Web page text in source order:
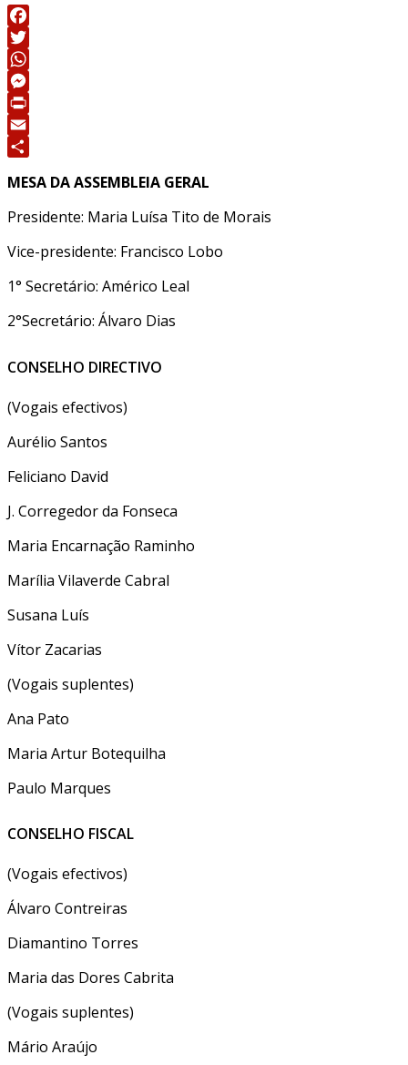
Facebook
Twitter
WhatsApp
Messenger
Print
Email
MESA DA ASSEMBLEIA GERAL
Presidente: Maria Luísa Tito de Morais
Vice-presidente: Francisco Lobo
1° Secretário: Américo Leal
2°Secretário: Álvaro Dias
CONSELHO DIRECTIVO
(Vogais efectivos)
Aurélio Santos
Feliciano David
J. Corregedor da Fonseca
Maria Encarnação Raminho
Marília Vilaverde Cabral
Susana Luís
Vítor Zacarias
(Vogais suplentes)
Ana Pato
Maria Artur Botequilha
Paulo Marques
CONSELHO FISCAL
(Vogais efectivos)
Álvaro Contreiras
Diamantino Torres
Maria das Dores Cabrita
(Vogais suplentes)
Mário Araújo